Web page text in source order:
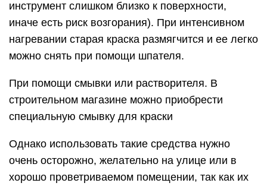
инструмент слишком близко к поверхности,
иначе есть риск возгорания). При интенсивном
нагревании старая краска размягчится и ее легко
можно снять при помощи шпателя.
При помощи смывки или растворителя. В
строительном магазине можно приобрести
специальную смывку для краски
Однако использовать такие средства нужно
очень осторожно, желательно на улице или в
хорошо проветриваемом помещении, так как их